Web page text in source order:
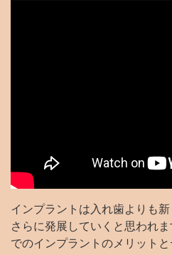
インプラントは入れ歯よりも
さらに発展していくと思われ
でのインプラントのメリットと